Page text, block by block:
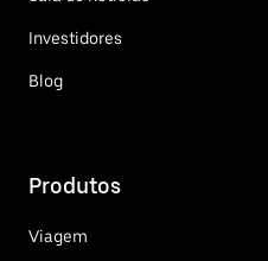
Investidores
Blog
Produtos
Viagem